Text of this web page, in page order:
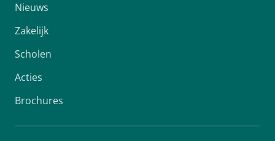
Nieuws
Zakelijk
Scholen
Acties
Brochures